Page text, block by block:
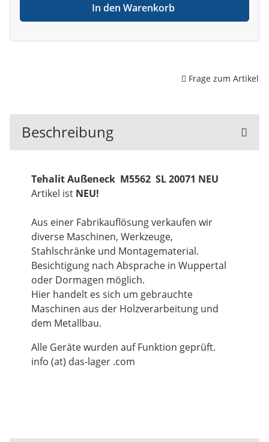
In den Warenkorb
Frage zum Artikel
Beschreibung
Tehalit Außeneck M5562 SL 20071 NEU
Artikel ist NEU!
Aus einer Fabrikauflösung verkaufen wir
diverse Maschinen, Werkzeuge,
Stahlschränke und Montagematerial.
Besichtigung nach Absprache in Wuppertal
oder Dormagen möglich.
Hier handelt es sich um gebrauchte
Maschinen aus der Holzverarbeitung und
dem Metallbau.
Alle Geräte wurden auf Funktion geprüft.
info (at) das-lager .com